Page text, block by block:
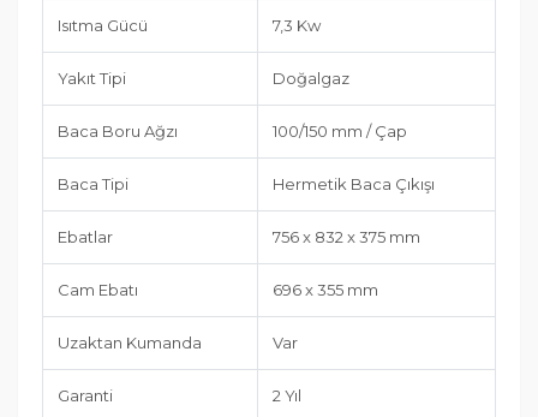
Isıtma Gücü 7,3 Kw
Yakıt Tipi Doğalgaz
Baca Boru Ağzı 100/150 mm / Çap
Baca Tipi Hermetik Baca Çıkışı
Ebatlar 756 x 832 x 375 mm
Cam Ebatı 696 x 355 mm
Uzaktan Kumanda Var
Garanti 2 Yıl